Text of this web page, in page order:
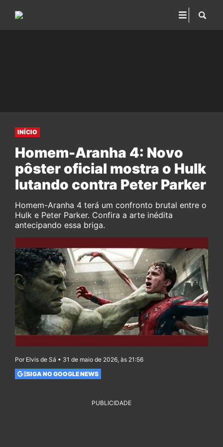
INÍCIO
Homem-Aranha 4: Novo
pôster oficial mostra o Hulk
lutando contra Peter Parker
Homem-Aranha 4 terá um confronto brutal entre o
Hulk e Peter Parker. Confira a arte inédita
antecipando essa briga.
Por Elvis de Sá • 31 de maio de 2026, às 21:56
SIGA NO GOOGLE NEWS
PUBLICIDADE